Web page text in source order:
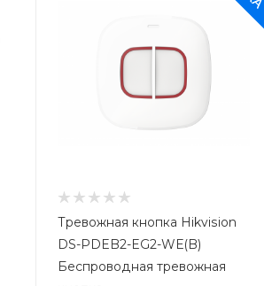
Тревожная кнопка Hikvision
DS-PDEB2-EG2-WE(B)
Беспроводная тревожная